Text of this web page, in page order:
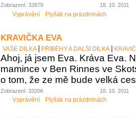
Zobrazení: 32879 18. 10. 2011
Vyprávění Plyšák na prázdninách
KRAVIČKA EVA
VAŠE DÍLKA PŘÍBĚHY A DALŠÍ DÍLKA
Ahoj, já jsem Eva. Kráva Eva.
mamince v Ben Rinnes ve
o tom, že ze mě bude velká
Zobrazení: 33206 18. 10. 2011
Vyprávění Plyšák na prázdninách